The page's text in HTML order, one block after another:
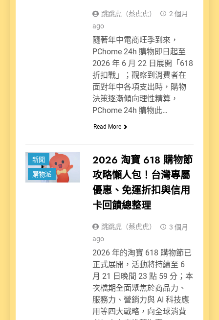
跳跳虎（蔡虎虎）
2 個月
ago
隨著年中電商旺季到來，
PChome 24h 購物即日起至
2026 年 6 月 22 日展開「618
折扣戰」；觀察到消費者在
面對年中各項支出時，購物
決策逐漸傾向理性精算，
PChome 24h 購物此…
Read More
新聞
購物派
2026 淘寶 618 購物節
攻略懶人包！台灣專屬
優惠、免運折扣與信用
卡回饋總整理
跳跳虎（蔡虎虎）
3 個月
ago
2026 年的淘寶 618 購物節已
正式展開，活動將持續至 6
月 21 日晚間 23 點 59 分；本
次檔期全面聚焦於商品力、
服務力、營銷力與 AI 科技應
用等四大戰略，向全球消費